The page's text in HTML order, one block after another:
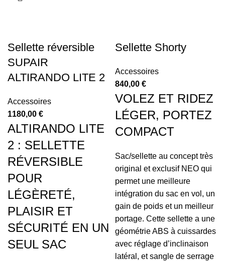
Sellette réversible
SUPAIR
ALTIRANDO LITE 2
Accessoires
1180,00 €
ALTIRANDO LITE
2 : SELLETTE
RÉVERSIBLE
POUR
LÉGÈRETÉ,
PLAISIR ET
SÉCURITÉ EN UN
SEUL SAC
Sellette Shorty
Accessoires
840,00 €
VOLEZ ET RIDEZ
LÉGER, PORTEZ
COMPACT
Sac/sellette au concept très
original et exclusif NEO qui
permet une meilleure
intégration du sac en vol, un
gain de poids et un meilleur
portage. Cette sellette a une
géométrie ABS à cuissardes
avec réglage d’inclinaison
latéral, et sangle de serrage